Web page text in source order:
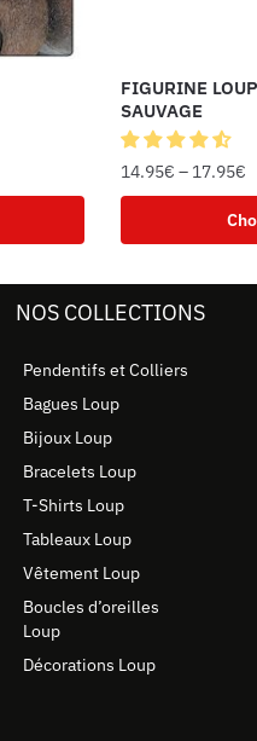
FIGURINE LOUP
SAUVAGE
14.95€ – 17.95€
NOS COLLECTIONS
Pendentifs et Colliers
Bagues Loup
Bijoux Loup
Bracelets Loup
T-Shirts Loup
Tableaux Loup
Vêtement Loup
Boucles d’oreilles
Loup
Décorations Loup